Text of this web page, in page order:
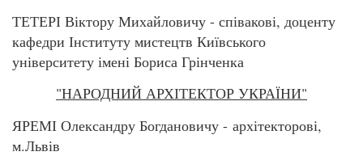
ТЕТЕРІ Віктору Михайловичу - співакові, доценту
кафедри Інституту мистецтв Київського
університету імені Бориса Грінченка
"НАРОДНИЙ АРХІТЕКТОР УКРАЇНИ"
ЯРЕМІ Олександру Богдановичу - архітекторові,
м.Львів